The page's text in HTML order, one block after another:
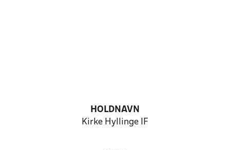
HOLDNAVN
Kirke Hyllinge IF